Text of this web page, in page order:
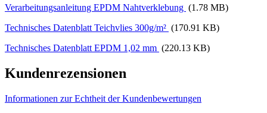
Verarbeitungsanleitung EPDM Nahtverklebung (1.78 MB)
Technisches Datenblatt Teichvlies 300g/m² (170.91 KB)
Technisches Datenblatt EPDM 1,02 mm (220.13 KB)
Kundenrezensionen
Informationen zur Echtheit der Kundenbewertungen